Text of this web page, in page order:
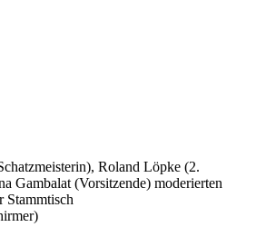
Roland Löpke (2.
Gambalat (Vorsitzende) moderierten
Stammtisch